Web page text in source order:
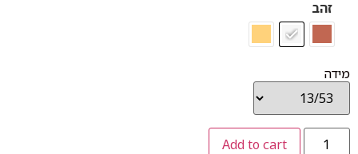
זהב
מידה
Add to cart